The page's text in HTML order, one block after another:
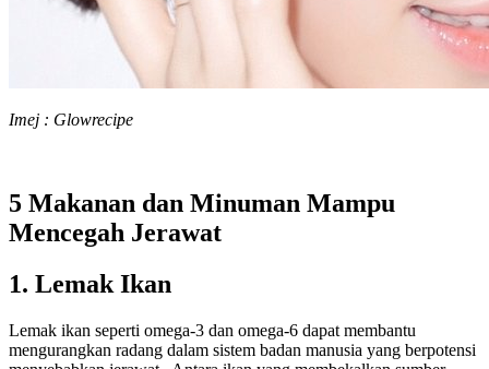
Imej : Glowrecipe
5 Makanan dan Minuman Mampu
Mencegah Jerawat
1. Lemak Ikan
Lemak ikan seperti omega-3 dan omega-6 dapat membantu
mengurangkan radang dalam sistem badan manusia yang berpotensi